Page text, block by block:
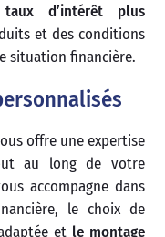
d’intérêt plus
et des conditions
situation financière.
offre une expertise
au long de votre
accompagne dans
le choix de
et le montage